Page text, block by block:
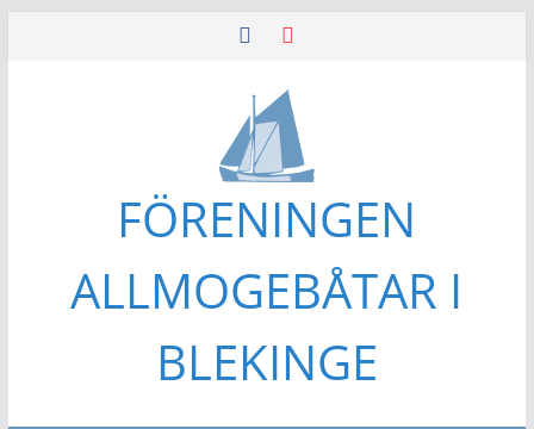
FÖRENINGEN
ALLMOGEBÅTAR I
BLEKINGE